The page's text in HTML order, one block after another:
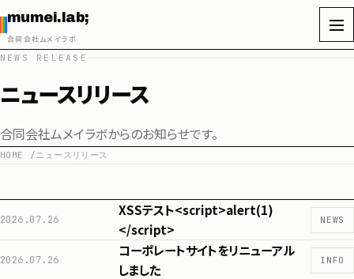
mumei.lab;
合同会社ムメイラボ
Fields
About
ムメイラボについて
協業・開発のご相談
NEWS RELEASE
ニュースリリース
合同会社ムメイラボからのお知らせです。
HOME ニュースリリース
2026.07.26
XSSテスト<script>alert(1)
</script>
NEWS
2026.07.26
コーポレートサイトをリニューアル
しました
INFO